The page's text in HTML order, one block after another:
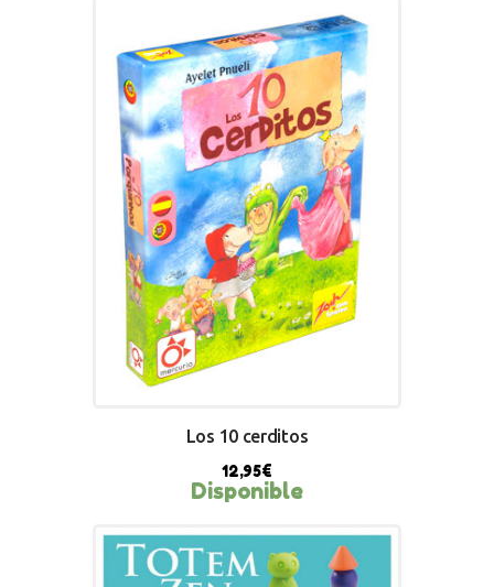
Los 10 cerditos
12,95€
Disponible